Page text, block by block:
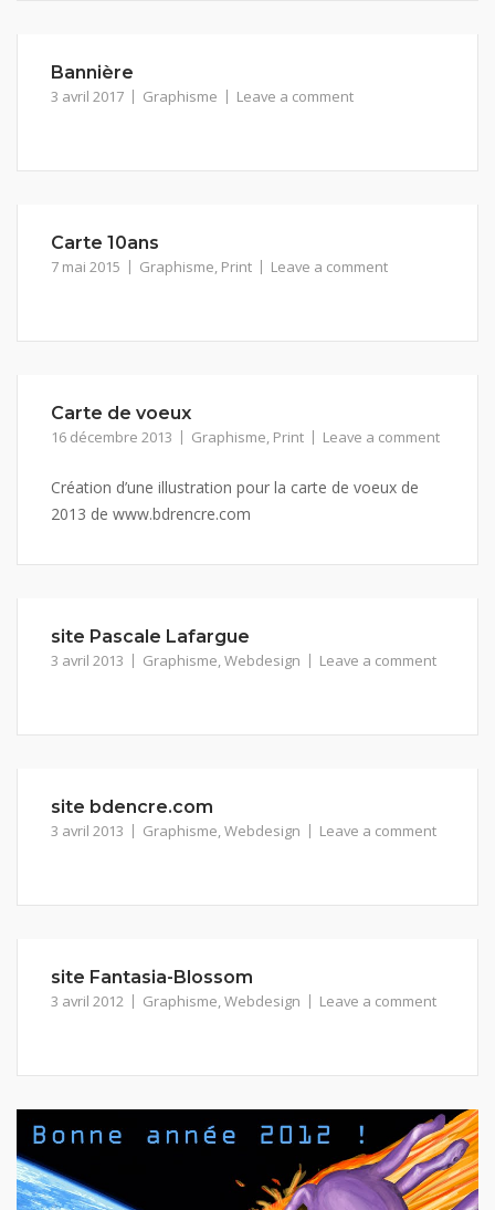
Bannière
3 avril 2017 Graphisme Leave a comment
Carte 10ans
7 mai 2015 Graphisme Print Leave a comment
Carte de voeux
16 décembre 2013 Graphisme Print Leave a comment
Création d’une illustration pour la carte de voeux de
2013 de www.bdrencre.com
site Pascale Lafargue
3 avril 2013 Graphisme Webdesign Leave a comment
site bdencre.com
3 avril 2013 Graphisme Webdesign Leave a comment
site Fantasia-Blossom
3 avril 2012 Graphisme Webdesign Leave a comment